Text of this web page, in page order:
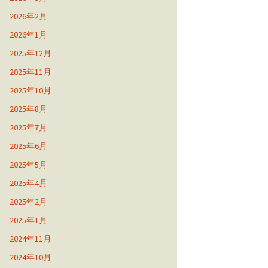
2026年2月
2026年1月
2025年12月
2025年11月
2025年10月
2025年8月
2025年7月
2025年6月
2025年5月
2025年4月
2025年2月
2025年1月
2024年11月
2024年10月